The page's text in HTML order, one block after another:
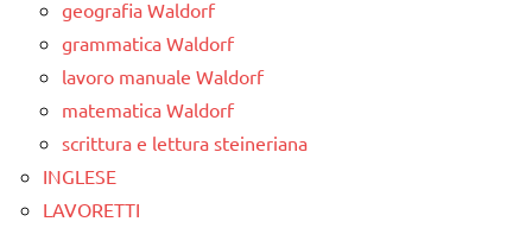
geografia Waldorf
grammatica Waldorf
lavoro manuale Waldorf
matematica Waldorf
scrittura e lettura steineriana
INGLESE
LAVORETTI